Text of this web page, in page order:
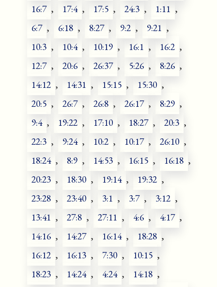
16:7 , 17:4 , 17:5 , 24:3 , 1:11 ,
6:7 , 6:18 , 8:27 , 9:2 , 9:21 ,
10:3 , 10:4 , 10:19 , 16:1 , 16:2 ,
12:7 , 20:6 , 26:37 , 5:26 , 8:26 ,
14:12 , 14:31 , 15:15 , 15:30 ,
20:5 , 26:7 , 26:8 , 26:17 , 8:29 ,
9:4 , 19:22 , 17:10 , 18:27 , 20:3 ,
22:3 , 9:24 , 10:2 , 10:17 , 26:10 ,
18:24 , 8:9 , 14:53 , 16:15 , 16:18 ,
20:23 , 18:30 , 19:14 , 19:32 ,
23:28 , 23:40 , 3:1 , 3:7 , 3:12 ,
13:41 , 27:8 , 27:11 , 4:6 , 4:17 ,
14:16 , 14:27 , 16:14 , 18:28 ,
16:12 , 16:13 , 7:30 , 10:15 ,
18:23 , 14:24 , 4:24 , 14:18 ,